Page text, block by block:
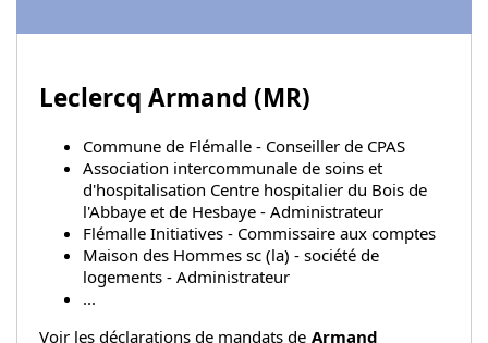
Leclercq Armand (MR)
Commune de Flémalle - Conseiller de CPAS
Association intercommunale de soins et
d'hospitalisation Centre hospitalier du Bois de
l'Abbaye et de Hesbaye - Administrateur
Flémalle Initiatives - Commissaire aux comptes
Maison des Hommes sc (la) - société de
logements - Administrateur
...
Voir les déclarations de mandats de Armand